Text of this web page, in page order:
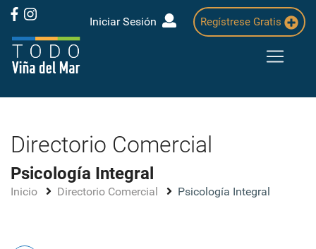
Iniciar Sesión Regístrese Gratis
Directorio Comercial
Psicología Integral
Inicio Directorio Comercial Psicología Integral